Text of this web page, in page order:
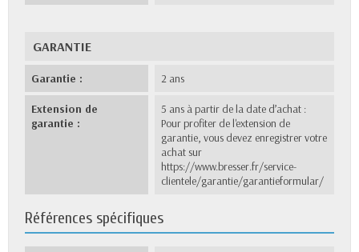
GARANTIE
Garantie : 2 ans
Extension de
garantie :
5 ans à partir de la date d’achat :
Pour profiter de l'extension de
garantie, vous devez enregistrer votre
achat sur
https://www.bresser.fr/service-
clientele/garantie/garantieformular/
Références spécifiques